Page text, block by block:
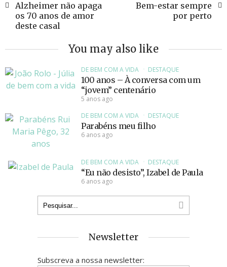
Alzheimer não apaga
os 70 anos de amor
deste casal
Bem-estar sempre
por perto
You may also like
DE BEM COM A VIDA DESTAQUE
100 anos – À conversa com um
“jovem” centenário
5 anos ago
DE BEM COM A VIDA
DESTAQUE
Parabéns meu filho
6 anos ago
DE BEM COM A VIDA DESTAQUE
“Eu não desisto”, Izabel de Paula
6 anos ago
Newsletter
Subscreva a nossa newsletter: